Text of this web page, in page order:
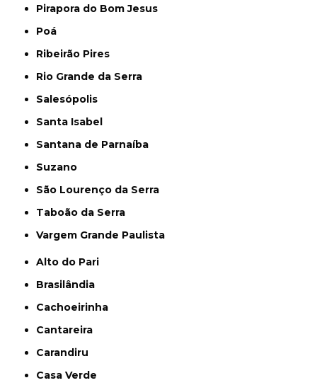
Pirapora do Bom Jesus
Poá
Ribeirão Pires
Rio Grande da Serra
Salesópolis
Santa Isabel
Santana de Parnaíba
Suzano
São Lourenço da Serra
Taboão da Serra
Vargem Grande Paulista
Alto do Pari
Brasilândia
Cachoeirinha
Cantareira
Carandiru
Casa Verde